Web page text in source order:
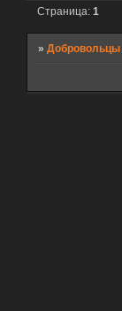
Страница:1
»Добровольцы